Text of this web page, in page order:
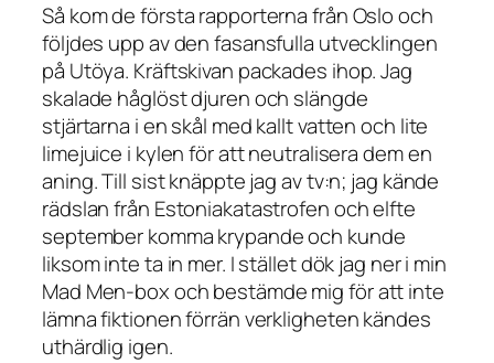
Så kom de första rapporterna från Oslo och
följdes upp av den fasansfulla utvecklingen
på Utöya. Kräftskivan packades ihop. Jag
skalade håglöst djuren och slängde
stjärtarna i en skål med kallt vatten och lite
limejuice i kylen för att neutralisera dem en
aning. Till sist knäppte jag av tv:n; jag kände
rädslan från Estoniakatastrofen och elfte
september komma krypande och kunde
liksom inte ta in mer. I stället dök jag ner i min
Mad Men-box och bestämde mig för att inte
lämna fiktionen förrän verkligheten kändes
uthärdlig igen.